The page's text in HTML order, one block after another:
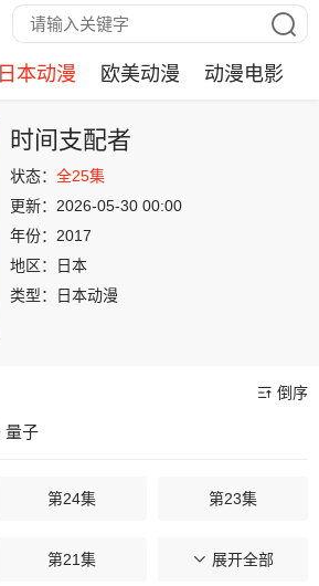
日本动漫 欧美动漫 动漫电影
时间支配者
状态： 全25集
更新： 2026-05-30 00:00
年份： 2017
地区：
日本
类型：
日本动漫
倒序
量子
第24集 第23集
第21集 第20集
展开全部